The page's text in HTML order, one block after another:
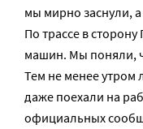
мы мирно заснули,
По трассе в
машин. Мы поняли,
Тем не менее
даже поехали на
официальных